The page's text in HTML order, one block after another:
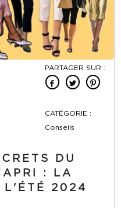
PARTAGER SUR :
CATÉGORIE :
Conseils
DU
: LA
L'ÉTÉ 2024